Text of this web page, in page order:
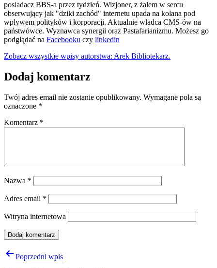
posiadacz BBS-a przez tydzień. Wizjoner, z żalem w sercu
obserwujący jak "dziki zachód" internetu upada na kolana pod
wpływem polityków i korporacji. Aktualnie władca CMS-ów na
państwówce. Wyznawca synergii oraz Pastafarianizmu. Możesz go
podglądać na Facebooku czy linkedin
Zobacz wszystkie wpisy autorstwa: Arek Bibliotekarz.
Dodaj komentarz
Twój adres email nie zostanie opublikowany. Wymagane pola są
oznaczone *
Komentarz *
Nazwa *
Adres email *
Witryna internetowa
Nawigacja
Poprzedni wpis